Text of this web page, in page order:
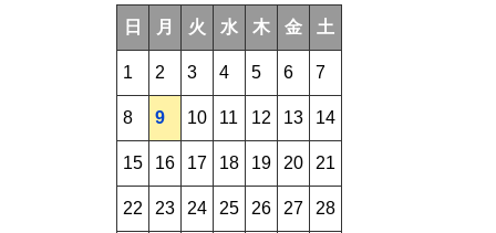
日 月 火 水 木 金 土
1 2 3 4 5 6 7
8 9 10 11 12 13 14
15 16 17 18 19 20 21
22 23 24 25 26 27 28